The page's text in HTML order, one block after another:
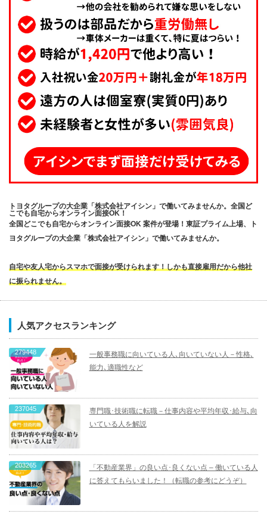
トヨタグループの大企業「株式会社アイシン」で働いてみませんか。全国ど
こでも自宅からオンライン面接OK！
全国どこでも自宅からオンライン面接OK 案件が登場！東証プライム上場、ト
ヨタグループの大企業「株式会社アイシン」で働いてみませんか。
自宅や友人宅からスマホで面接が受けられます！しかも直接雇用だから他社
に振られません。
人気アクセスランキング
279448
一般事務職に向いている人､向いていない人－性格､
能力､適職性など
237045
専門職･技術職に転職－仕事内容や平均年収･給与､向
いている人を解説
203265
「不動産業界」の良い点･良くない点 – 働いている人
に答えてもらいました！（転職の参考にどうぞ）